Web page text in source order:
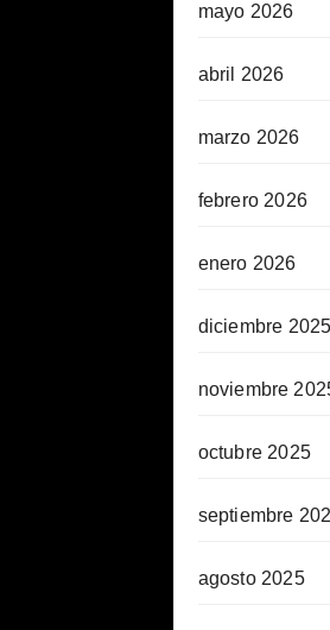
mayo 2026
abril 2026
marzo 2026
febrero 2026
enero 2026
diciembre 2025
noviembre
octubre 2025
septiembre
agosto 2025